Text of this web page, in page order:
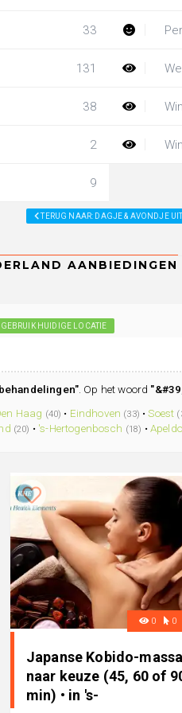
33
131
38
2
9
TERUG NAAR: DAGJE & AVONDJE
GEBRUIK HUIDIGE LOCATIE
. Op het woord
Haag (40) • Eindhoven (33) •Soest
(20) • 's-Hertogenbosch (18) •
0 0
Japanse Kobido-
naar keuze (45, 60 of
min) • in 's-